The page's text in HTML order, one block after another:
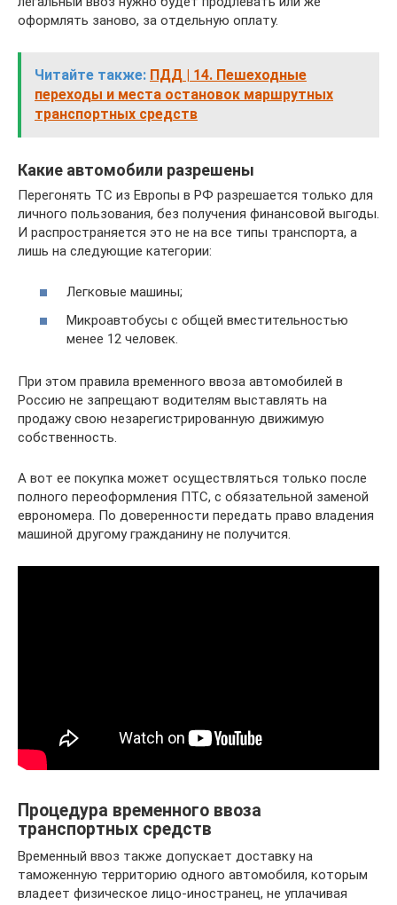
оформлять заново, за отдельную оплату.
Читайте также: ПДД | 14. Пешеходные
переходы и места остановок маршрутных
транспортных средств
Какие автомобили разрешены
Перегонять ТС из Европы в РФ разрешается только для
личного пользования, без получения финансовой выгоды.
И распространяется это не на все типы транспорта, а
лишь на следующие категории:
Легковые машины;
Микроавтобусы с общей вместительностью
менее 12 человек.
При этом правила временного ввоза автомобилей в
Россию не запрещают водителям выставлять на
продажу свою незарегистрированную движимую
собственность.
А вот ее покупка может осуществляться только после
полного переоформления ПТС, с обязательной заменой
еврономера. По доверенности передать право владения
машиной другому гражданину не получится.
Процедура временного ввоза
транспортных средств
Временный ввоз также допускает доставку на
таможенную территорию одного автомобиля, которым
владеет физическое лицо-иностранец, не уплачивая